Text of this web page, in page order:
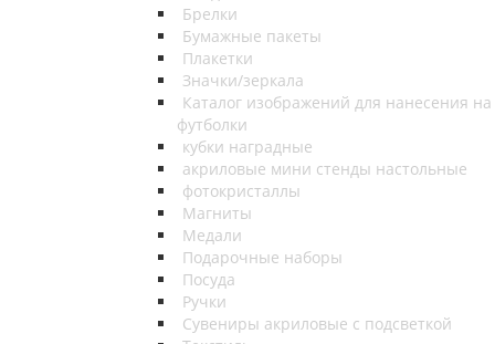
Брелки
Бумажные пакеты
Плакетки
Значки/зеркала
Каталог изображений для нанесения на
футболки
кубки наградные
акриловые мини стенды настольные
фотокристаллы
Магниты
Медали
Подарочные наборы
Посуда
Ручки
Сувениры акриловые с подсветкой